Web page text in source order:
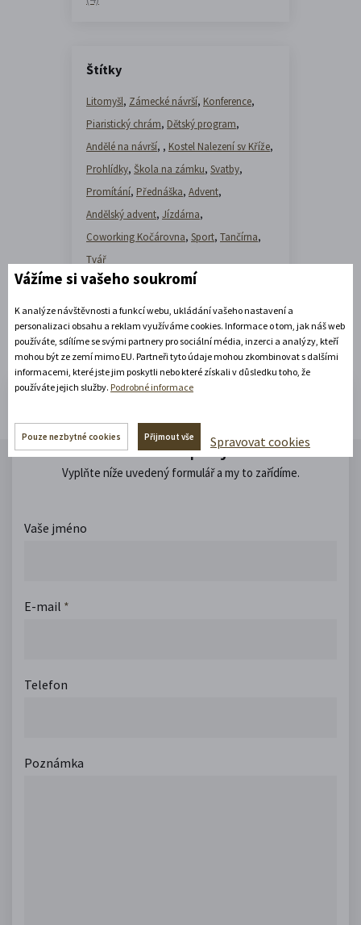
Štítky
Litomyšl, Zámecké návrší, Konference,
Piaristický chrám, Dětský program,
Andělé na návrší, , Kostel Nalezení sv Kříže,
Prohlídky, Škola na zámku, Svatby,
Promítání, Přednáška, Advent,
Andělský advent, Jízdárna,
Coworking Kočárovna, Sport, Tančírna,
Tvář
Máte dotaz? Zeptejte se nás.
Vyplňte níže uvedený formulář a my to zařídíme.
Vaše jméno
E-mail *
Telefon
Poznámka
Vážíme si vašeho soukromí
K analýze návštěvnosti a funkcí webu, ukládání vašeho nastavení a
personalizaci obsahu a reklam využíváme cookies. Informace o tom, jak náš web
používáte, sdílíme se svými partnery pro sociální média, inzerci a analýzy, kteří
mohou být ze zemí mimo EU. Partneři tyto údaje mohou zkombinovat s dalšími
informacemi, které jste jim poskytli nebo které získali v důsledku toho, že
používáte jejich služby. Podrobné informace
Pouze nezbytné cookies Přijmout vše Spravovat cookies